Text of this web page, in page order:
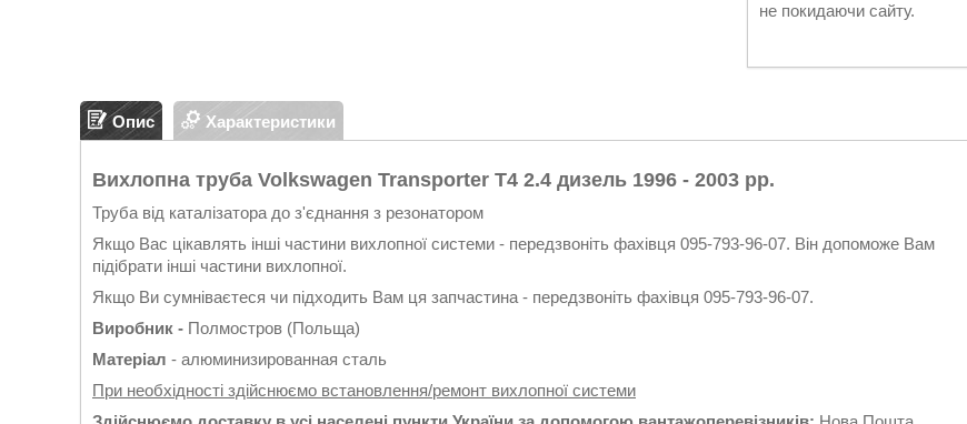
не покидаючи сайту.
Опис Характеристики
Вихлопна труба Volkswagen Transporter T4 2.4 дизель 1996 - 2003 рр.
Труба від каталізатора до з'єднання з резонатором
Якщо Вас цікавлять інші частини вихлопної системи - передзвоніть фахівця 095-793-96-07. Він допоможе Вам
підібрати інші частини вихлопної.
Якщо Ви сумніваєтеся чи підходить Вам ця запчастина - передзвоніть фахівця 095-793-96-07.
Виробник - Полмостров (Польща)
Матеріал - алюминизированная сталь
При необхідності здійснюємо встановлення/ремонт вихлопної системи